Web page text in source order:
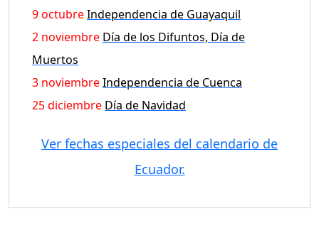
9 octubreIndependencia de Guayaquil
2 noviembre Día de los Difuntos, Día de
Muertos
3 noviembreIndependencia de Cuenca
25 diciembre Día de Navidad
Ver fechas especiales del calendario de
Ecuador.